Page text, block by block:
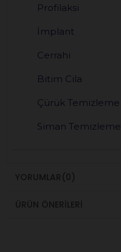
Profilaksi
İmplant
Cerrahi
Bitim Cila
Çürük Temizleme
Siman Temizleme
YORUMLAR (0)
ÜRÜN ÖNERILERI